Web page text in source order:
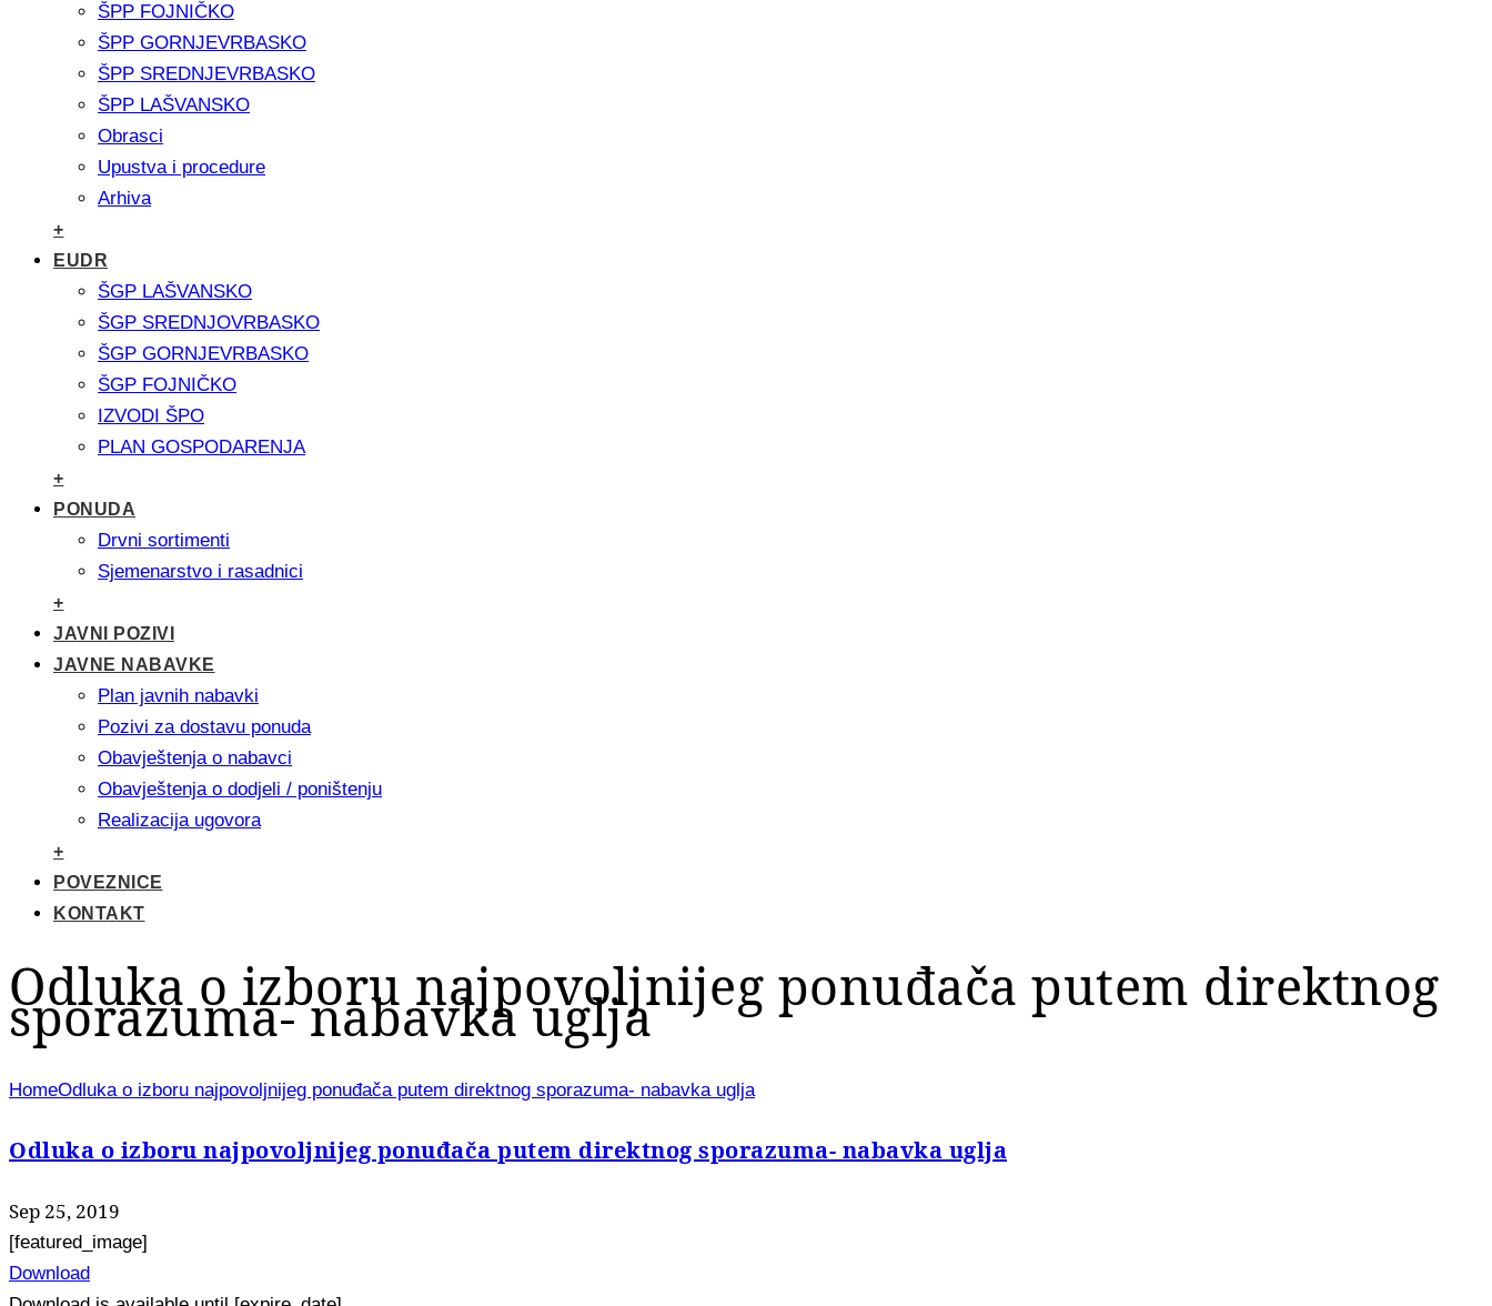
ŠPP FOJNIČKO
ŠPP GORNJEVRBASKO
ŠPP SREDNJEVRBASKO
ŠPP LAŠVANSKO
Obrasci
Upustva i procedure
Arhiva
+
EUDR
ŠGP LAŠVANSKO
ŠGP SREDNJOVRBASKO
ŠGP GORNJEVRBASKO
ŠGP FOJNIČKO
IZVODI ŠPO
PLAN GOSPODARENJA
+
PONUDA
Drvni sortimenti
Sjemenarstvo i rasadnici
+
JAVNI POZIVI
JAVNE NABAVKE
Plan javnih nabavki
Pozivi za dostavu ponuda
Obavještenja o nabavci
Obavještenja o dodjeli / poništenju
Realizacija ugovora
+
POVEZNICE
KONTAKT
Odluka o izboru najpovoljnijeg ponuđača putem direktnog
sporazuma- nabavka uglja
HomeOdluka o izboru najpovoljnijeg ponuđača putem direktnog sporazuma- nabavka uglja
Odluka o izboru najpovoljnijeg ponuđača putem direktnog sporazuma- nabavka uglja
Sep 25, 2019
[featured_image]
Download